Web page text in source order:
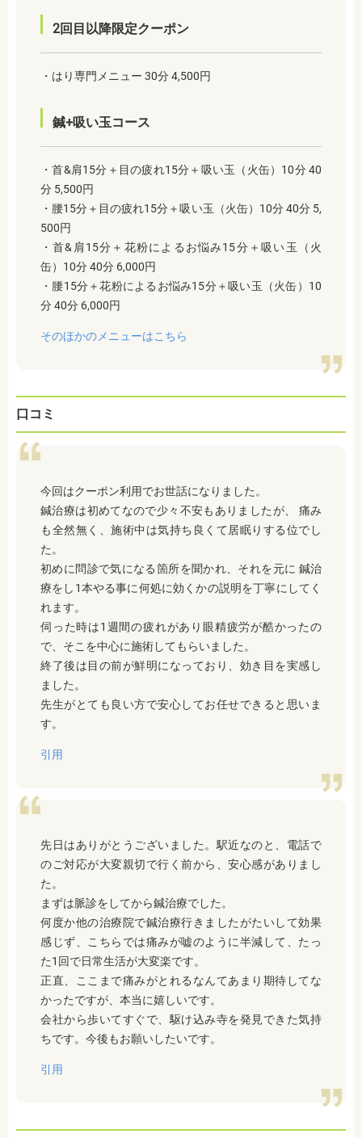
2回目以降限定クーポン
・はり専門メニュー 30分 4,500円
鍼+吸い玉コース
・首&肩15分＋目の疲れ15分＋吸い玉（火缶）10分 40
分 5,500円
・腰15分＋目の疲れ15分＋吸い玉（火缶）10分 40分 5,
500円
・首&肩15分＋花粉によるお悩み15分＋吸い玉（火
缶）10分 40分 6,000円
・腰15分＋花粉によるお悩み15分＋吸い玉（火缶）10
分 40分 6,000円
そのほかのメニューはこちら
口コミ
今回はクーポン利用でお世話になりました。
鍼治療は初めてなので少々不安もありましたが、 痛み
も全然無く、施術中は気持ち良くて居眠りする位でし
た。
初めに問診で気になる箇所を聞かれ、それを元に 鍼治
療をし1本やる事に何処に効くかの説明を丁寧にしてく
れます。
伺った時は1週間の疲れがあり眼精疲労が酷かったの
で、そこを中心に施術してもらいました。
終了後は目の前が鮮明になっており、効き目を実感し
ました。
先生がとても良い方で安心してお任せできると思いま
す。
引用
先日はありがとうございました。駅近なのと、電話で
のご対応が大変親切で行く前から、安心感がありまし
た。
まずは脈診をしてから鍼治療でした。
何度か他の治療院で鍼治療行きましたがたいして効果
感じず、こちらでは痛みが嘘のように半減して、たっ
た1回で日常生活が大変楽です。
正直、ここまで痛みがとれるなんてあまり期待してな
かったですが、本当に嬉しいです。
会社から歩いてすぐで、駆け込み寺を発見できた気持
ちです。今後もお願いしたいです。
引用